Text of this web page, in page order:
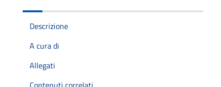
Descrizione
A cura di
Allegati